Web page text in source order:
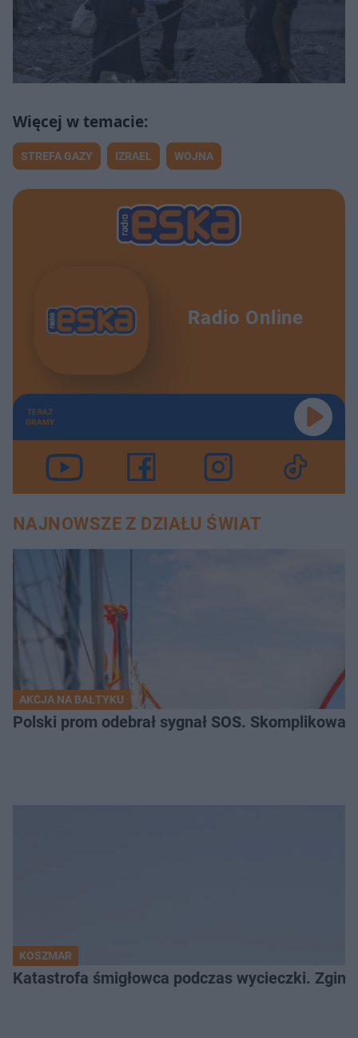
STREFA GAZY IZRAEL WOJNA
Radio Online
TERAZ
GRAMY
NAJNOWSZE Z DZIAŁU ŚWIAT
AKCJA NA BAŁTYKU
Polski prom odebrał sygnał SOS.
KOSZMAR
Katastrofa śmigłowca podczas wycieczki.